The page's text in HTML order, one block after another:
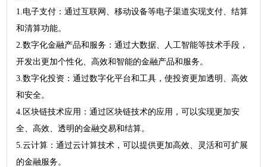
1.电子支付：通过互联网、移动设备等电子渠道实现支付、结算
和清算功能。
2.数字化金融产品和服务：通过大数据、人工智能等技术手段，
开发出更加个性化、高效和智能的金融产品和服务。
3.数字化投资：通过数字化平台和工具，使投资更加透明、高效
和安全。
4.区块链技术应用：通过区块链技术的应用，可以实现更加安
全、高效、透明的金融交易和结算。
5.云计算：通过云计算技术，可以提供更加高效、灵活和可扩展
的金融服务。